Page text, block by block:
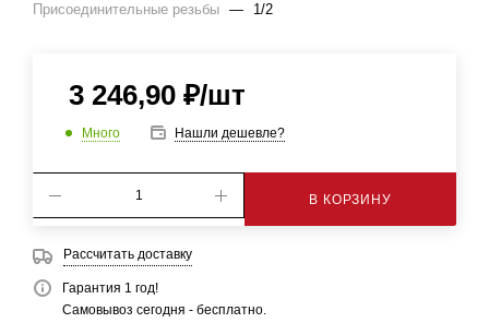
Присоединительные резьбы — 1/2
3 246,90 ₽/шт
Много Нашли дешевле?
В КОРЗИНУ
Рассчитать доставку
Гарантия 1 год!
Самовывоз сегодня - бесплатно.